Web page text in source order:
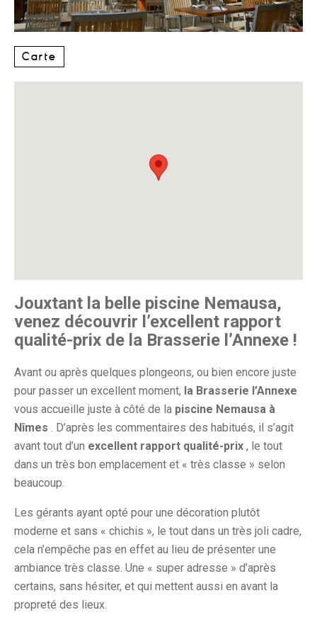
Carte
Jouxtant la belle piscine Nemausa,
venez découvrir l’excellent rapport
qualité-prix de la Brasserie l’Annexe !
Avant ou après quelques plongeons, ou bien encore juste
pour passer un excellent moment, la Brasserie l’Annexe
vous accueille juste à côté de la piscine Nemausa à
Nîmes . D’après les commentaires des habitués, il s’agit
avant tout d’un excellent rapport qualité-prix , le tout
dans un très bon emplacement et « très classe » selon
beaucoup.
Les gérants ayant opté pour une décoration plutôt
moderne et sans « chichis », le tout dans un très joli cadre,
cela n’empêche pas en effet au lieu de présenter une
ambiance très classe. Une « super adresse » d’après
certains, sans hésiter, et qui mettent aussi en avant la
propreté des lieux.